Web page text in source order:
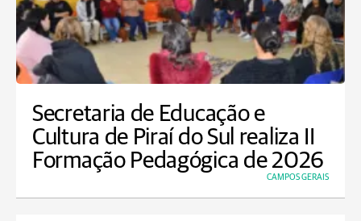
Secretaria de Educação e
Cultura de Piraí do Sul realiza II
Formação Pedagógica de 2026
CAMPOS GERAIS